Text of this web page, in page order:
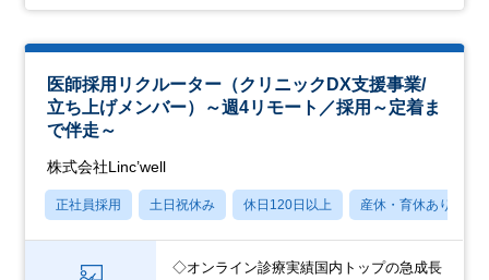
医師採用リクルーター（クリニックDX支援事業/
立ち上げメンバー）～週4リモート／採用～定着ま
で伴走～
株式会社Linc’well
正社員採用 土日祝休み 休日120日以上 産休・育休あり
◇オンライン診療実績国内トップの急成長